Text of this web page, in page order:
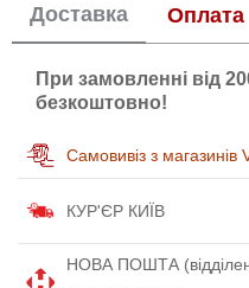
Доставка Оплата
При замовленні від
безкоштовно!
Самовивіз з магазинів
КУР'ЄР КИЇВ
НОВА ПОШТА